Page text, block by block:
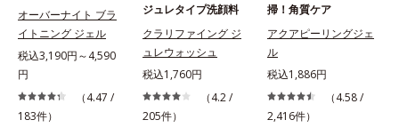
オーバーナイト ブラ
イトニング ジェル
税込3,190円～4,590
円
（4.47 /
183件）
ジュレタイプ洗顔料
クラリファイング ジ
ュレウォッシュ
税込1,760円
（4.2 /
205件）
掃！角質ケア
アクアピーリングジェ
ル
税込1,886円
（4.58 /
2,416件）